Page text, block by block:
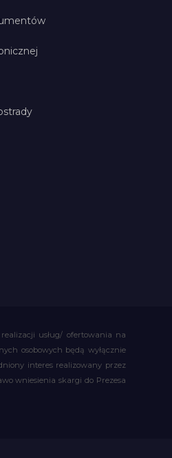
usług/ ofertowania na
osobowych będą wyłącznie
interes realizowany przez
wniesienia skargi do Prezesa